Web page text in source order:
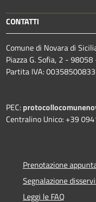
CONTATTI
Comune di Novara di
Piazza G. Sofia, 2 -
Partita IVA: 00358500833
PEC:
Centralino Unico: +39
Prenotazione
Segnalazione
Leggi le FAQ